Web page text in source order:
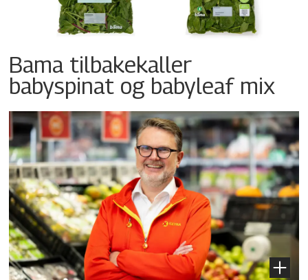
Bama tilbakekaller
babyspinat og babyleaf mix